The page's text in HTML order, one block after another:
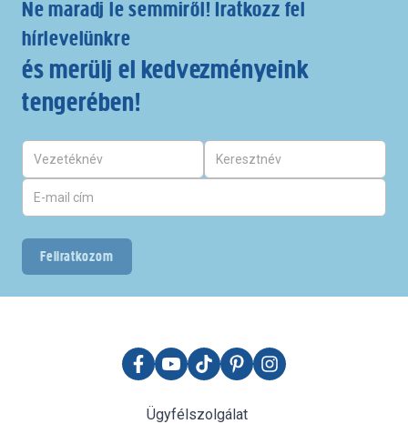
Ne maradj le semmiről! Iratkozz fel
hírlevelünkre
és merülj el kedvezményeink
tengerében!
Feliratkozom
Ügyfélszolgálat